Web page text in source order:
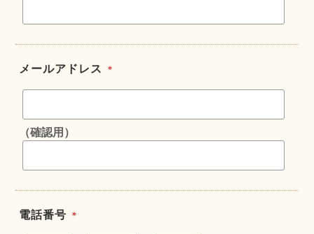
メールアドレス ＊
（確認用）
電話番号 ＊